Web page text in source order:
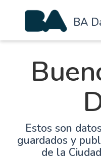
BA
Estos son
guardados y
de la